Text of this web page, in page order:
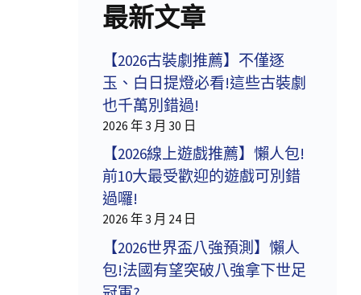
最新文章
【2026古裝劇推薦】不僅逐
玉、白日提燈必看!這些古裝劇
也千萬別錯過!
2026 年 3 月 30 日
【2026線上遊戲推薦】懶人包!
前10大最受歡迎的遊戲可別錯
過囉!
2026 年 3 月 24 日
【2026世界盃八強預測】懶人
包!法國有望突破八強拿下世足